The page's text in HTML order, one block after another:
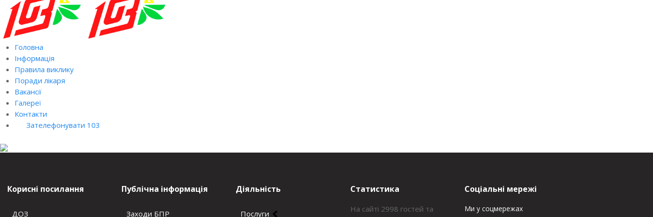
Головна
Інформація
Правила виклику
Поради лікаря
Вакансії
Галереї
Контакти
Зателефонувати 103
Корисні посилання
ДОЗ
Публічна інформація
Заходи БПР
Діяльність
Послуги
Статистика
На сайті 2998 гостей та
Соціальні мережі
Ми у соцмережах